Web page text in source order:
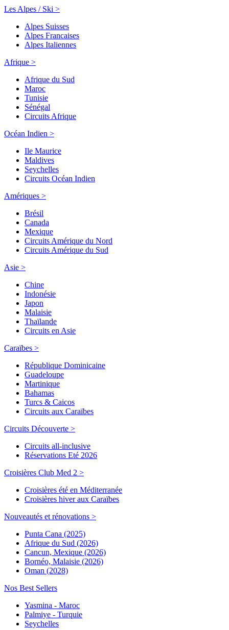
Les Alpes / Ski >
Alpes Suisses
Alpes Francaises
Alpes Italiennes
Afrique >
Afrique du Sud
Maroc
Tunisie
Sénégal
Circuits Afrique
Océan Indien >
Ile Maurice
Maldives
Seychelles
Circuits Océan Indien
Amériques >
Brésil
Canada
Mexique
Circuits Amérique du Nord
Circuits Amérique du Sud
Asie >
Chine
Indonésie
Japon
Malaisie
Thaïlande
Circuits en Asie
Caraïbes >
République Dominicaine
Guadeloupe
Martinique
Bahamas
Turcs & Caicos
Circuits aux Caraïbes
Circuits Découverte >
Circuits all-inclusive
Réservations Eté 2026
Croisières Club Med 2 >
Croisières été en Méditerranée
Croisières hiver aux Caraïbes
Nouveautés et rénovations >
Punta Cana (2025)
Afrique du Sud (2026)
Cancun, Mexique (2026)
Bornéo, Malaisie (2026)
Oman (2028)
Nos Best Sellers
Yasmina - Maroc
Palmiye - Turquie
Seychelles